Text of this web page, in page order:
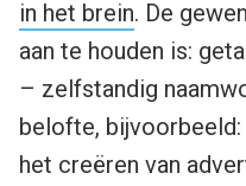
in het brein. De
aan te houden is:
– zelfstandig
belofte,
het creëren van